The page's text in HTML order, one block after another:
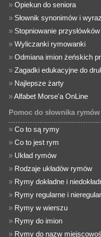
»Opiekun do seniora
» Słownik synonimów i
» Stopniowanie
»Wyliczanki rymowanki
»Odmiana imion żeńskich
»Zagadki edukacyjne do
» Najlepsze żarty
»Alfabet Morse'a OnLine
Pomoc do słownika rymów
»Co to są rymy
»Co to jest rym
» Układ rymów
» Rodzaje układów rymów
» Rymy dokładne i
» Rymy regularne i
» Rymy w wierszu
» Rymy do imion
» Rymy do nazw